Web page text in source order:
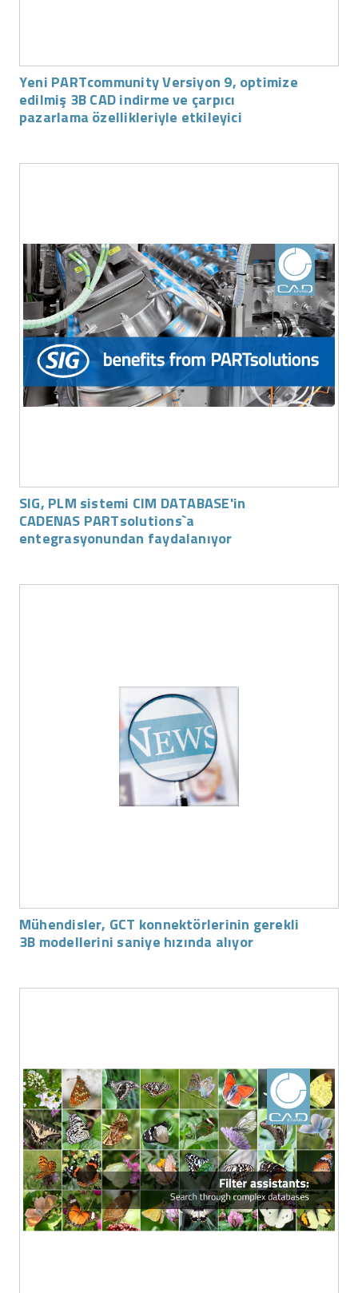
Yeni PARTcommunity Versiyon 9, optimize
edilmiş 3B CAD indirme ve çarpıcı
pazarlama özellikleriyle etkileyici
SIG, PLM sistemi CIM DATABASE'in
CADENAS PARTsolutions`a
entegrasyonundan faydalanıyor
Mühendisler, GCT konnektörlerinin gerekli
3B modellerini saniye hızında alıyor